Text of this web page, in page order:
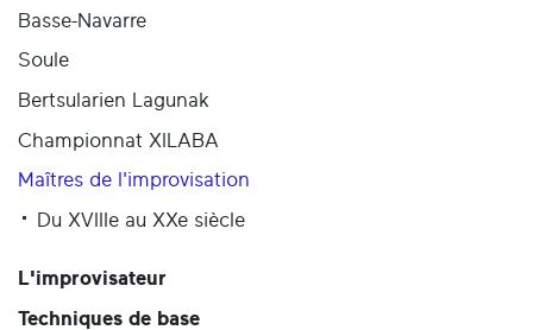
Basse-Navarre
Soule
Bertsularien Lagunak
Championnat XILABA
Maîtres de l'improvisation
Du XVIIIe au XXe siècle
L'improvisateur
Techniques de base